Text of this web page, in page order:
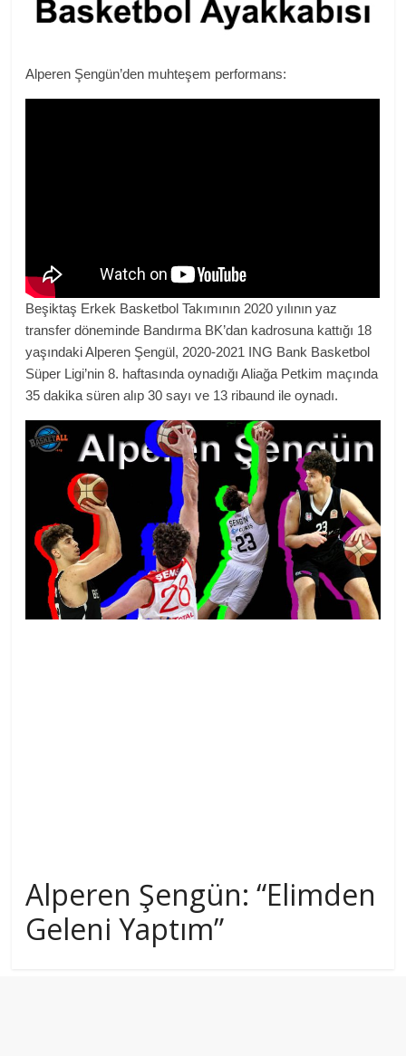
Alperen Şengün’den muhteşem performans:
Beşiktaş Erkek Basketbol Takımının 2020 yılının yaz
transfer döneminde Bandırma BK’dan kadrosuna kattığı 18
yaşındaki Alperen Şengül, 2020-2021 ING Bank Basketbol
Süper Ligi’nin 8. haftasında oynadığı Aliağa Petkim maçında
35 dakika süren alıp 30 sayı ve 13 ribaund ile oynadı.
Alperen Şengün: “Elimden
Geleni Yaptım”